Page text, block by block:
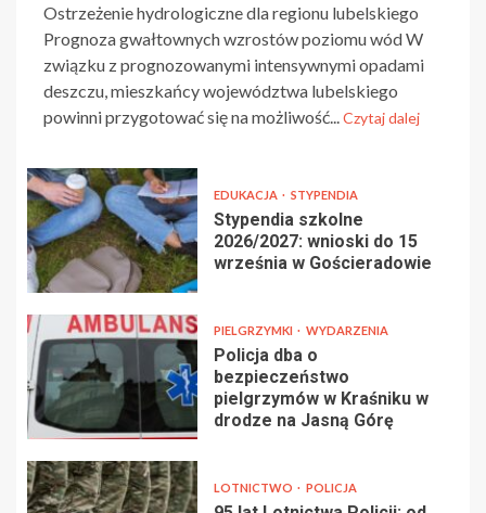
Ostrzeżenie hydrologiczne dla regionu lubelskiego
Prognoza gwałtownych wzrostów poziomu wód W
związku z prognozowanymi intensywnymi opadami
deszczu, mieszkańcy województwa lubelskiego
powinni przygotować się na możliwość...Czytaj dalej
EDUKACJA STYPENDIA
Stypendia szkolne
2026/2027: wnioski do 15
września w Gościeradowie
PIELGRZYMKI WYDARZENIA
Policja dba o
bezpieczeństwo
pielgrzymów w Kraśniku w
drodze na Jasną Górę
LOTNICTWO POLICJA